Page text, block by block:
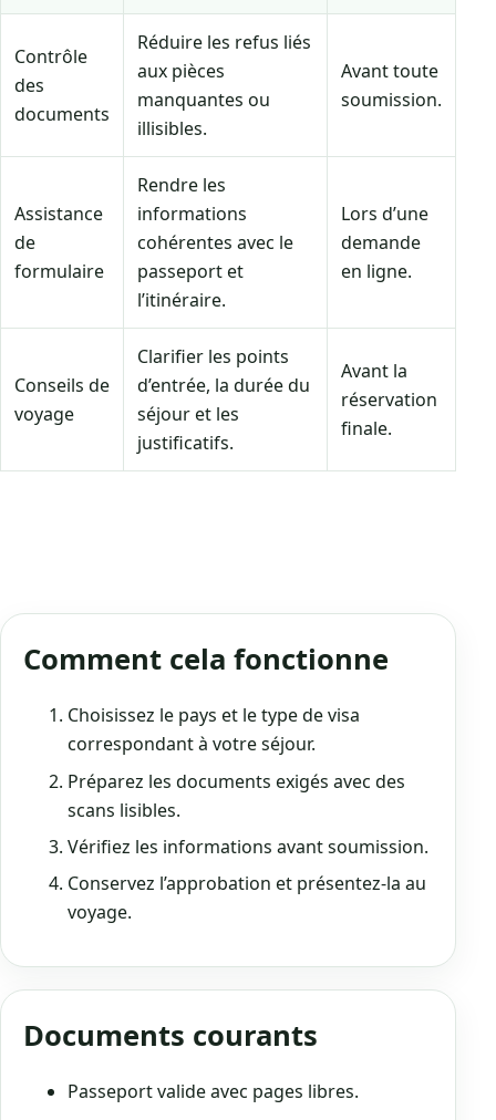
Contrôle
des
documents
Réduire les refus liés
aux pièces
manquantes ou
illisibles.
Avant toute
soumission.
Assistance
de
formulaire
Rendre les
informations
cohérentes avec le
passeport et
l’itinéraire.
Lors d’une
demande
en ligne.
Conseils de
voyage
Clarifier les points
d’entrée, la durée du
séjour et les
justificatifs.
Avant la
réservation
finale.
Comment cela fonctionne
Choisissez le pays et le type de visa
correspondant à votre séjour.
Préparez les documents exigés avec des
scans lisibles.
Vérifiez les informations avant soumission.
Conservez l’approbation et présentez-la au
voyage.
Documents courants
Passeport valide avec pages libres.